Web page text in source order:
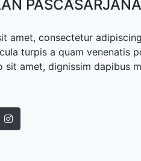
amet, consectetur
turpis a quam venenatis
sit amet, dignissim dapibus